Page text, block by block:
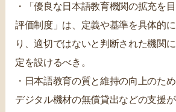
・「優良な日本語教育機関の拡充を
評価制度」は、定義や基準を具体的
り、適切ではないと判断された機関
定を設けるべき。
・日本語教育の質と維持の向上のた
デジタル機材の無償貸出などの支援